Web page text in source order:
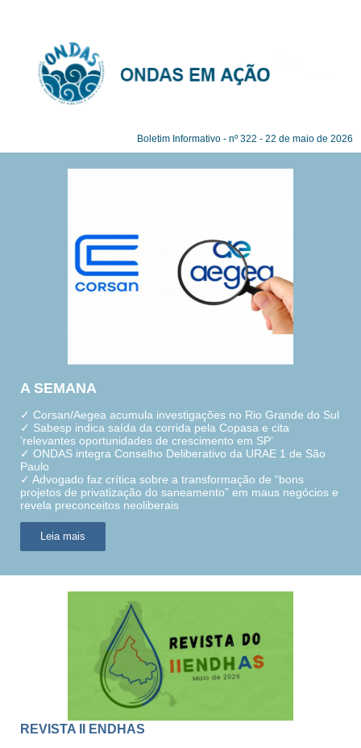
Boletim Informativo - nº 322 - 22 de maio de 2026
A SEMANA
✓ Corsan/Aegea acumula investigações no Rio Grande do Sul
✓ Sabesp indica saída da corrida pela Copasa e cita
‘relevantes oportunidades de crescimento em SP’
✓ ONDAS integra Conselho Deliberativo da URAE 1 de São
Paulo
✓ Advogado faz crítica sobre a transformação de “bons
projetos de privatização do saneamento” em maus negócios e
revela preconceitos neoliberais
Leia mais
REVISTA II ENDHAS